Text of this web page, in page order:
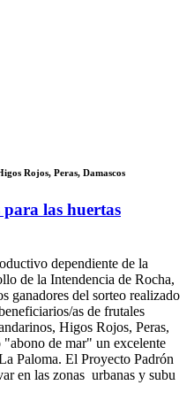
Rojos, Peras, Damascos
las huertas
dependiente de la
de la Intendencia de Rocha,
ganadores del sorteo realizado
as de frutales
Higos Rojos, Peras,
de mar" un excelente
Paloma. El Proyecto Padrón
en las zonas urbanas y subu